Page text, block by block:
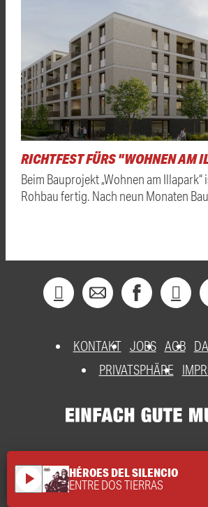
RICHTFEST FÜRS "WOHNEN AM
Beim Bauprojekt „Wohnen am Illapark“
Rohbau fertig. Nach neun Monaten
KONTAKT JOBS AGB
PRIVATSPHÄRE
play_arrow HÉROES DEL SILENCIO
ENTRE DOS TIERRAS